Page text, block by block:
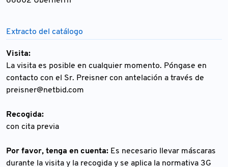
Extracto del catálogo
Visita:
La visita es posible en cualquier momento. Póngase en
contacto con el Sr. Preisner con antelación a través de
preisner@netbid.com
Recogida:
con cita previa
Por favor, tenga en cuenta: Es necesario llevar máscaras
durante la visita y la recogida y se aplica la normativa 3G